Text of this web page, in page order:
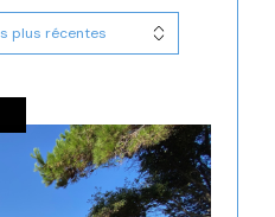
plus récentes